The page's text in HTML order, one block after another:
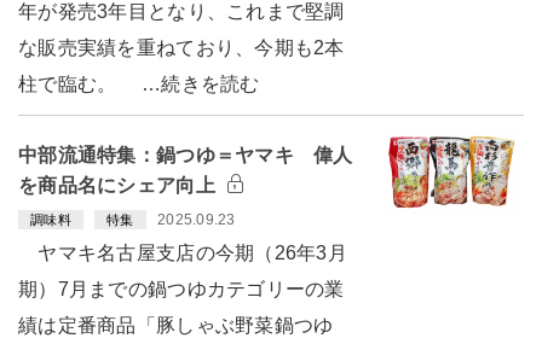
年が発売3年目となり、これまで堅調
な販売実績を重ねており、今期も2本
柱で臨む。 …続きを読む
中部流通特集：鍋つゆ＝ヤマキ 偉人
を商品名にシェア向上
調味料 特集 2025.09.23
ヤマキ名古屋支店の今期（26年3月
期）7月までの鍋つゆカテゴリーの業
績は定番商品「豚しゃぶ野菜鍋つゆ